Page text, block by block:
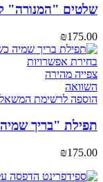
שלטים "המנורה"
₪175.00
בחירת אפשרויות
צפייה מהירה
השוואה
הוספה לרשימת
תפילת "בריך
₪175.00